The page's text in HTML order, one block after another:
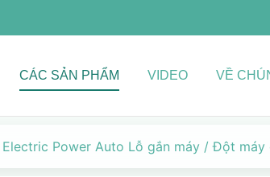
CÁC SẢN PHẨM VIDEO VỀ
Electric Power Auto Lỗ gắn máy / Đột máy